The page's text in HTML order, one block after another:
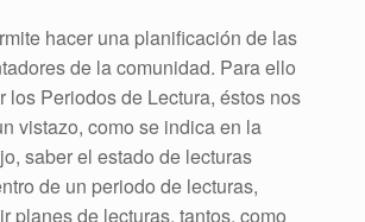
hacer una planificación de las
de la comunidad. Para ello
los Periodos de Lectura, éstos nos
vistazo, como se indica en la
saber el estado de lecturas
de un periodo de lecturas,
planes de lecturas, tantos, como